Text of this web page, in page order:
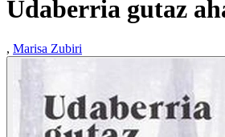
Udaberria gutaz
, Marisa Zubiri